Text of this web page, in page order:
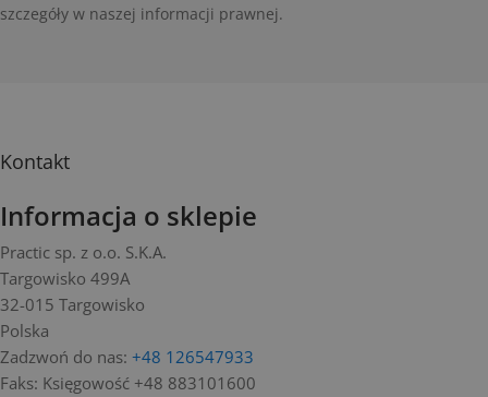
szczegóły w naszej informacji prawnej.
Kontakt
Informacja o sklepie
Practic sp. z o.o. S.K.A.
Targowisko 499A
32-015 Targowisko
Polska
Zadzwoń do nas: +48 126547933
Faks: Księgowość +48 883101600